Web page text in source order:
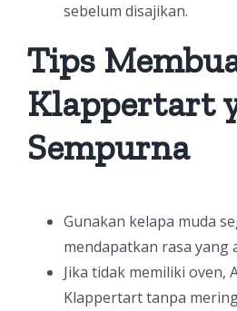
sebelum disajikan.
Tips
Klappertart
Sempurna
Gunakan kelapa muda
mendapatkan rasa yang
Jika tidak memiliki oven,
Klappertart tanpa